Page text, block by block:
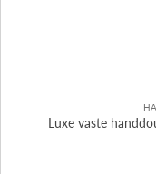
Luxe vaste